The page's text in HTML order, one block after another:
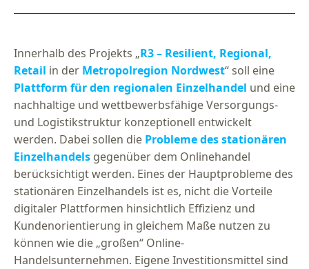
Innerhalb des Projekts „R3 – Resilient, Regional,
Retail in der Metropolregion Nordwest“ soll eine
Plattform für den regionalen Einzelhandel und eine
nachhaltige und wettbewerbsfähige Versorgungs-
und Logistikstruktur konzeptionell entwickelt
werden. Dabei sollen die Probleme des stationären
Einzelhandels gegenüber dem Onlinehandel
berücksichtigt werden. Eines der Hauptprobleme des
stationären Einzelhandels ist es, nicht die Vorteile
digitaler Plattformen hinsichtlich Effizienz und
Kundenorientierung in gleichem Maße nutzen zu
können wie die „großen“ Online-
Handelsunternehmen. Eigene Investitionsmittel sind